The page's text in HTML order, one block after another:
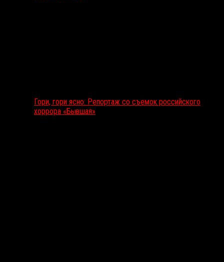
Гори, гори ясно: Репортаж со съемок российского
хоррора «Бывшая»